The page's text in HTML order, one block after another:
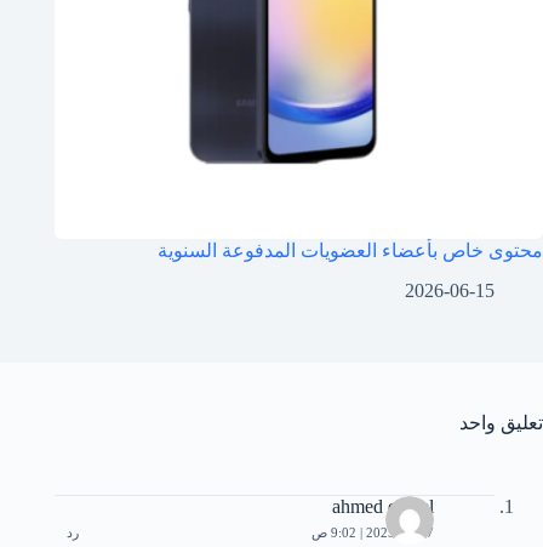
محتوى خاص بأعضاء العضويات المدفوعة السنوية
2026-06-15
تعليق واحد
ahmed eltwel
2025-02-07 | 9:02 ص رد